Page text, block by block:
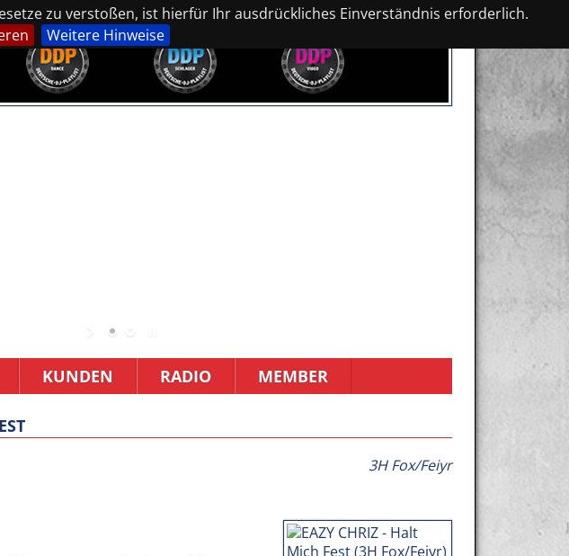
zu verstoßen, ist hierfür Ihr ausdrückliches Einverständnis erforderlich.
Weitere Hinweise
KUNDEN RADIO MEMBER
3H Fox/Feiyr